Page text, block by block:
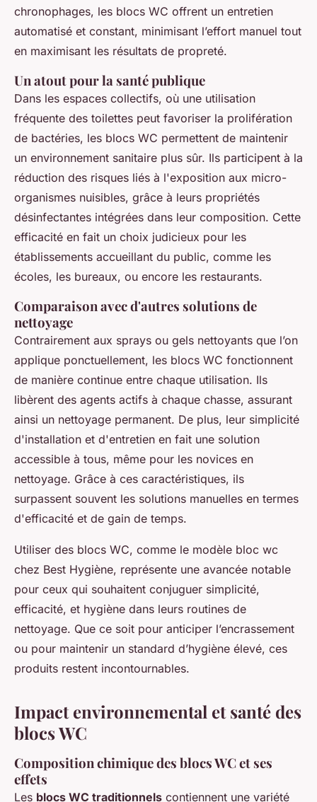
chronophages, les blocs WC offrent un entretien
automatisé et constant, minimisant l’effort manuel tout
en maximisant les résultats de propreté.
Un atout pour la santé publique
Dans les espaces collectifs, où une utilisation
fréquente des toilettes peut favoriser la prolifération
de bactéries, les blocs WC permettent de maintenir
un environnement sanitaire plus sûr. Ils participent à la
réduction des risques liés à l'exposition aux micro-
organismes nuisibles, grâce à leurs propriétés
désinfectantes intégrées dans leur composition. Cette
efficacité en fait un choix judicieux pour les
établissements accueillant du public, comme les
écoles, les bureaux, ou encore les restaurants.
Comparaison avec d'autres solutions de
nettoyage
Contrairement aux sprays ou gels nettoyants que l’on
applique ponctuellement, les blocs WC fonctionnent
de manière continue entre chaque utilisation. Ils
libèrent des agents actifs à chaque chasse, assurant
ainsi un nettoyage permanent. De plus, leur simplicité
d'installation et d'entretien en fait une solution
accessible à tous, même pour les novices en
nettoyage. Grâce à ces caractéristiques, ils
surpassent souvent les solutions manuelles en termes
d'efficacité et de gain de temps.
Utiliser des blocs WC, comme le modèle bloc wc
chez Best Hygiène, représente une avancée notable
pour ceux qui souhaitent conjuguer simplicité,
efficacité, et hygiène dans leurs routines de
nettoyage. Que ce soit pour anticiper l’encrassement
ou pour maintenir un standard d’hygiène élevé, ces
produits restent incontournables.
Impact environnemental et santé des
blocs WC
Composition chimique des blocs WC et ses
effets
Les blocs WC traditionnels contiennent une variété